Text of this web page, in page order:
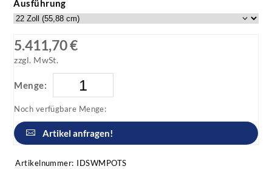
Ausführung
5.411,70 €
zzgl. MwSt.
Menge:
Noch verfügbare Menge:
Artikel anfragen!
Artikelnummer: IDSWMPOTS